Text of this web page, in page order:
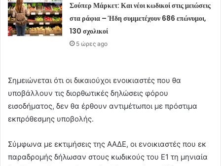
Σούπερ Μάρκετ: Και νέοι κωδικοί στις μειώσεις
στα ράφια – Ήδη συμμετέχουν 686 επώνυμοι,
130 σχολικοί
5 ώρες ago
Σημειώνεται ότι οι δικαιούχοι ενοικιαστές που θα
υποβάλλουν τις διορθωτικές δηλώσεις φόρου
εισοδήματος, δεν θα έρθουν αντιμέτωποι με πρόστιμα
εκπρόθεσμης υποβολής.
Σύμφωνα με εκτιμήσεις της ΑΑΔΕ, οι ενοικιαστές που εκ
παραδρομής δήλωσαν στους κωδικούς του Ε1 τη μηνιαία